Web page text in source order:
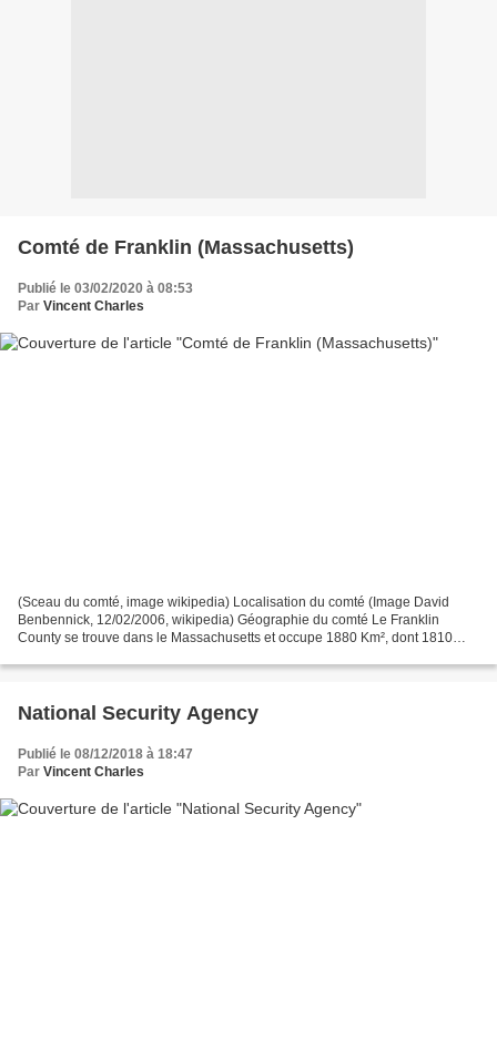
Comté de Franklin (Massachusetts)
Publié le 03/02/2020 à 08:53
Par Vincent Charles
(Sceau du comté, image wikipedia) Localisation du comté (Image David
Benbennick, 12/02/2006, wikipedia) Géographie du comté Le Franklin
County se trouve dans le Massachusetts et occupe 1880 Km², dont 1810
National Security Agency
Publié le 08/12/2018 à 18:47
Par Vincent Charles